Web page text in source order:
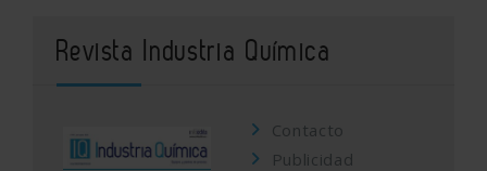
Revista Industria Química
Contacto
Publicidad